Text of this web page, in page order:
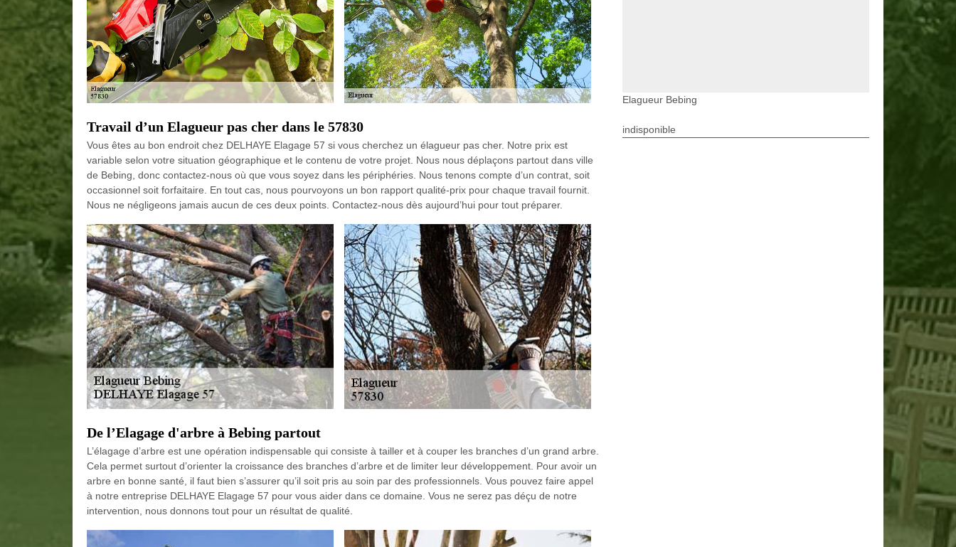
Travail d’un Elagueur pas cher dans le 57830
Vous êtes au bon endroit chez DELHAYE Elagage 57 si vous cherchez un élagueur pas cher. Notre prix est
variable selon votre situation géographique et le contenu de votre projet. Nous nous déplaçons partout dans ville
de Bebing, donc contactez-nous où que vous soyez dans les périphéries. Nous tenons compte d’un contrat, soit
occasionnel soit forfaitaire. En tout cas, nous pourvoyons un bon rapport qualité-prix pour chaque travail fournit.
Nous ne négligeons jamais aucun de ces deux points. Contactez-nous dès aujourd’hui pour tout préparer.
De l’Elagage d'arbre à Bebing partout
L’élagage d’arbre est une opération indispensable qui consiste à tailler et à couper les branches d’un grand arbre.
Cela permet surtout d’orienter la croissance des branches d’arbre et de limiter leur développement. Pour avoir un
arbre en bonne santé, il faut bien s’assurer qu’il soit pris au soin par des professionnels. Vous pouvez faire appel
à notre entreprise DELHAYE Elagage 57 pour vous aider dans ce domaine. Vous ne serez pas déçu de notre
intervention, nous donnons tout pour un résultat de qualité.
Elagueur Bebing
indisponible